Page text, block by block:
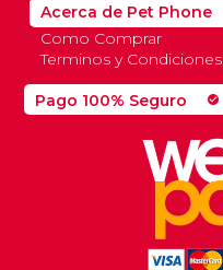
Pago 100% Seguro check_circle
Acerca de Pet Phone
Como Comprar
Terminos y Condiciones